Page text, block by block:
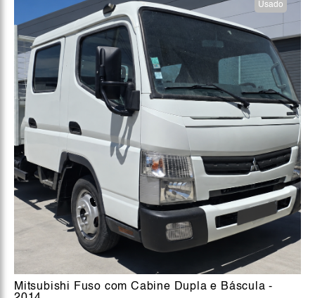
Usado
Mitsubishi Fuso com Cabine Dupla e Báscula -